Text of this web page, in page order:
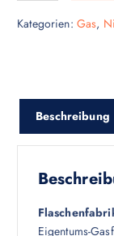
Kategorien: Gas,
Beschreibung
Eigentums-